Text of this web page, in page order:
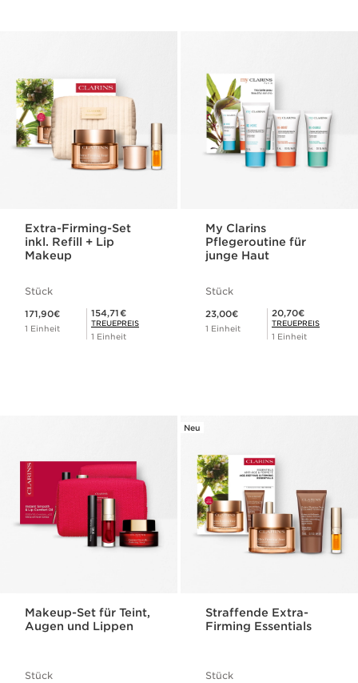
Extra-Firming-Set
inkl. Refill + Lip
Makeup
Stück
171,90€
1 Einheit
Mitgliederpreis 154,71€
154,71€
TREUEPREIS
1 Einheit
My Clarins
Pflegeroutine für
junge Haut
Stück
23,00€
1 Einheit
Mitgliederpreis 20,70€
20,70€
TREUEPREIS
1 Einheit
Makeup-Set für Teint,
Augen und Lippen
Stück
Neu
Straffende Extra-
Firming Essentials
Stück